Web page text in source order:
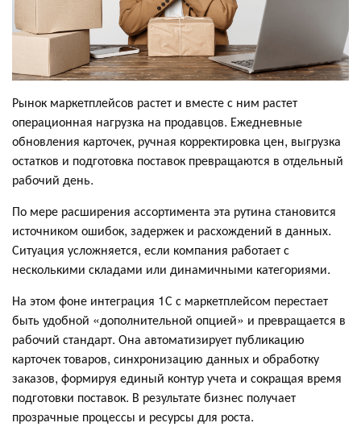
Рынок маркетплейсов растет и вместе с ним растет
операционная нагрузка на продавцов. Ежедневные
обновления карточек, ручная корректировка цен, выгрузка
остатков и подготовка поставок превращаются в отдельный
рабочий день.
По мере расширения ассортимента эта рутина становится
источником ошибок, задержек и расхождений в данных.
Ситуация усложняется, если компания работает с
несколькими складами или динамичными категориями.
На этом фоне интеграция 1С с маркетплейсом перестает
быть удобной «дополнительной опцией» и превращается в
рабочий стандарт. Она автоматизирует публикацию
карточек товаров, синхронизацию данных и обработку
заказов, формируя единый контур учета и сокращая время
подготовки поставок. В результате бизнес получает
прозрачные процессы и ресурсы для роста.